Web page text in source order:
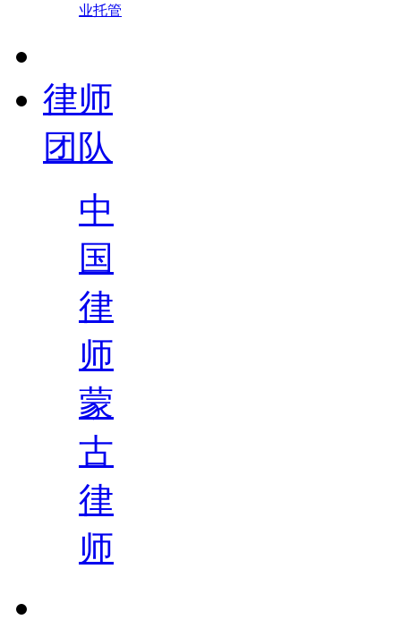
业托管
律师
团队
中
国
律
师
蒙
古
律
师